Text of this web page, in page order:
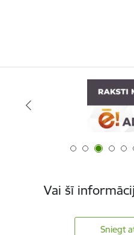
Vai šī
Sniegt